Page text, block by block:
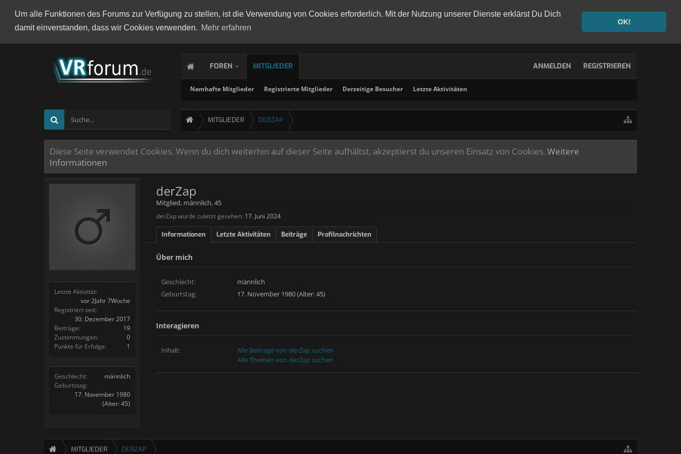
Um alle Funktionen des Forums zur Verfügung zu stellen, ist die Verwendung von Cookies erforderlich. Mit der Nutzung unserer Dienste erklärst Du Dich
damit einverstanden, dass wir Cookies verwenden. Mehr erfahren
OK!
FOREN MITGLIEDER
Namhafte Mitglieder Registrierte Mitglieder Derzeitige Besucher Letzte Aktivitäten
ANMELDEN REGISTRIEREN
MITGLIEDER DERZAP
Diese Seite verwendet Cookies. Wenn du dich weiterhin auf dieser Seite aufhältst, akzeptierst du unseren Einsatz von Cookies. Weitere
Informationen
Letzte Aktivität:
vor 2Jahr 7Woche
Registriert seit:
30. Dezember 2017
Beiträge:
19
Zustimmungen:
0
Punkte für Erfolge:
1
Geschlecht:
männlich
Geburtstag:
17. November 1980
(Alter: 45)
derZap
Mitglied, männlich, 45
derZap wurde zuletzt gesehen: 17. Juni 2024
Informationen Letzte Aktivitäten Beiträge Profilnachrichten
Über mich
Geschlecht:
männlich
Geburtstag:
17. November 1980 (Alter: 45)
Interagieren
Inhalt:
Alle Beiträge von derZap suchen
Alle Themen von derZap suchen
MITGLIEDER DERZAP